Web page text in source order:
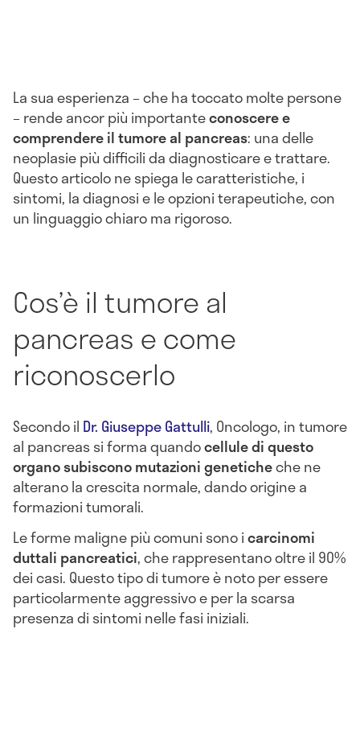
La sua esperienza – che ha toccato molte persone
– rende ancor più importanteconoscere e
comprendere il tumore al pancreas: una delle
neoplasie più difficili da diagnosticare e trattare.
Questo articolo ne spiega le caratteristiche, i
sintomi, la diagnosi e le opzioni terapeutiche, con
un linguaggio chiaro ma rigoroso.
Cos’è il tumore al
pancreas e come
riconoscerlo
Secondo il Dr. Giuseppe Gattulli, Oncologo, in tumore
al pancreas si forma quandocellule di questo
organo subiscono mutazioni geneticheche ne
alterano la crescita normale, dando origine a
formazioni tumorali.
Le forme maligne più comuni sono icarcinomi
duttali pancreatici, che rappresentano oltre il 90%
dei casi. Questo tipo di tumore è noto per essere
particolarmente aggressivo e per la scarsa
presenza di sintomi nelle fasi iniziali.